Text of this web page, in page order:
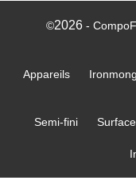
©2026-
Appareils
Semi-fini